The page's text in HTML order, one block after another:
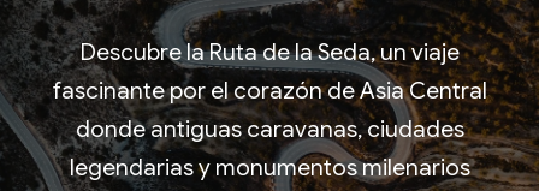
Descubre la Ruta de la Seda, un viaje
fascinante por el corazón de Asia Central
donde antiguas caravanas, ciudades
legendarias y monumentos milenarios